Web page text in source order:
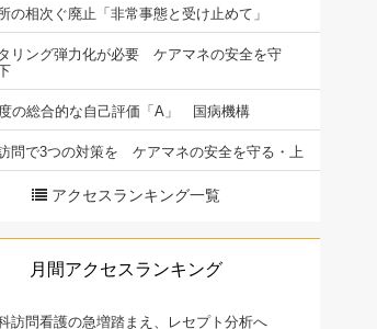
の相次ぐ廃止「非常事態と受け止めて」
リング弾力化が必要 ケアマネの安全を守
の総合的な自己評価「A」 国病機構
問で3つの対策を ケアマネの安全を守る・上
アクセスランキング一覧
月間アクセスランキング
訪問看護の急増踏まえ、レセプト分析へ